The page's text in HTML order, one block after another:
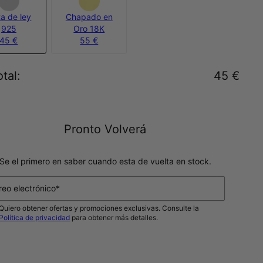
de ley
925
45 €
Chapado en
Oro 18K
55 €
: 45 €
Pronto Volverá
Se el primero en saber cuando esta de vuelta en stock.
electrónico*
obtener ofertas y promociones exclusivas. Consulte la
Política de privacidad para obtener más detalles.